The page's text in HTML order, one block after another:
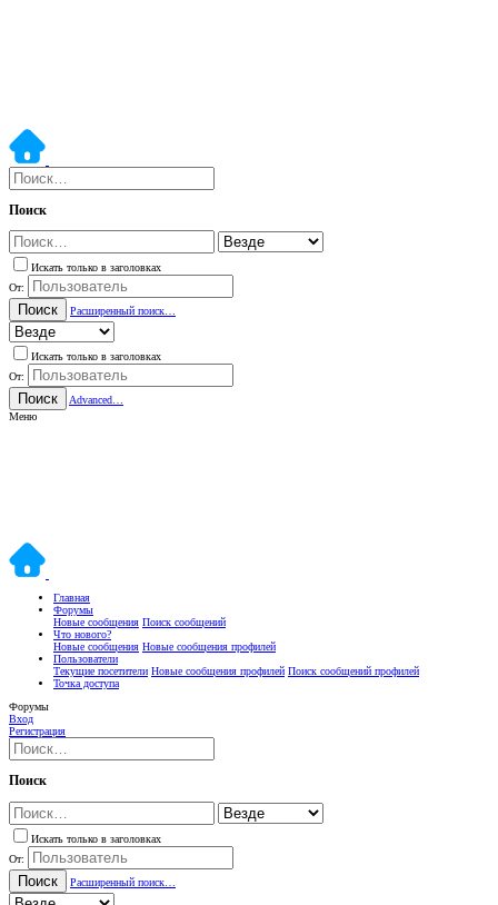
Поиск
Искать только в заголовках
От:
Поиск Расширенный поиск…
Искать только в заголовках
От:
Поиск
Advanced…
Меню
Главная
Форумы
Новые сообщения Поиск сообщений
Что нового?
Новые сообщения Новые сообщения профилей
Пользователи
Текущие посетители Новые сообщения профилей Поиск сообщений профилей
Точка доступа
Форумы
Вход
Регистрация
Поиск
Искать только в заголовках
От:
Поиск Расширенный поиск…